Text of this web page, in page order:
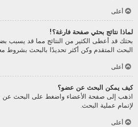
أعلى
لماذا نتائج بحثي صفحة فارغة؟!
بحثك قد أعطى الكثير من النتائج مما قد يسبب
البحث المتقدم وكن أكثر تحديدًا بالبحث بشروط
أعلى
كيف يمكن البحث عن عضو؟
اذهب إلى صفحة الأعضاء واضغط على البحث عن
لإتمام عملية البحث.
أعلى